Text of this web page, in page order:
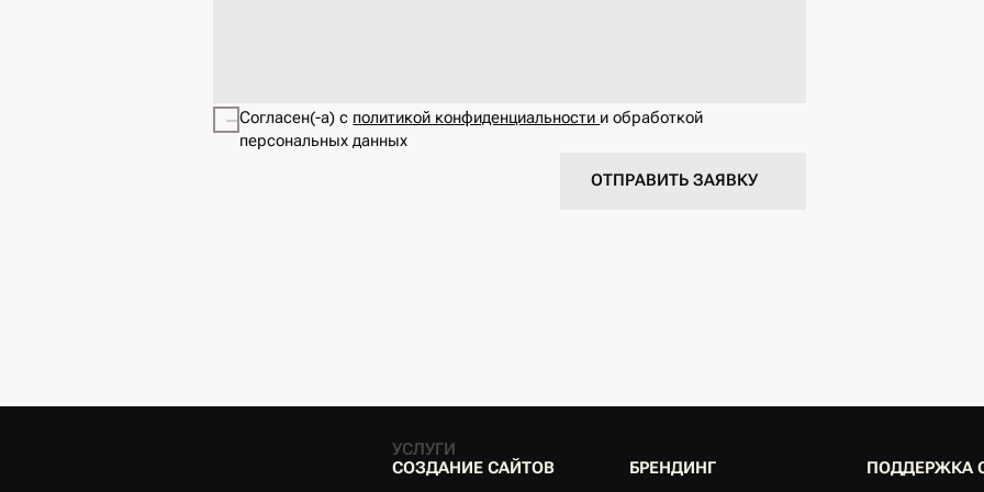
Согласен(-а) с политикой конфиденциальности и обработкой
персональных данных
ОТПРАВИТЬ ЗАЯВКУ
УСЛУГИ
СОЗДАНИЕ САЙТОВ
БРЕНДИНГ
ПОДДЕРЖКА